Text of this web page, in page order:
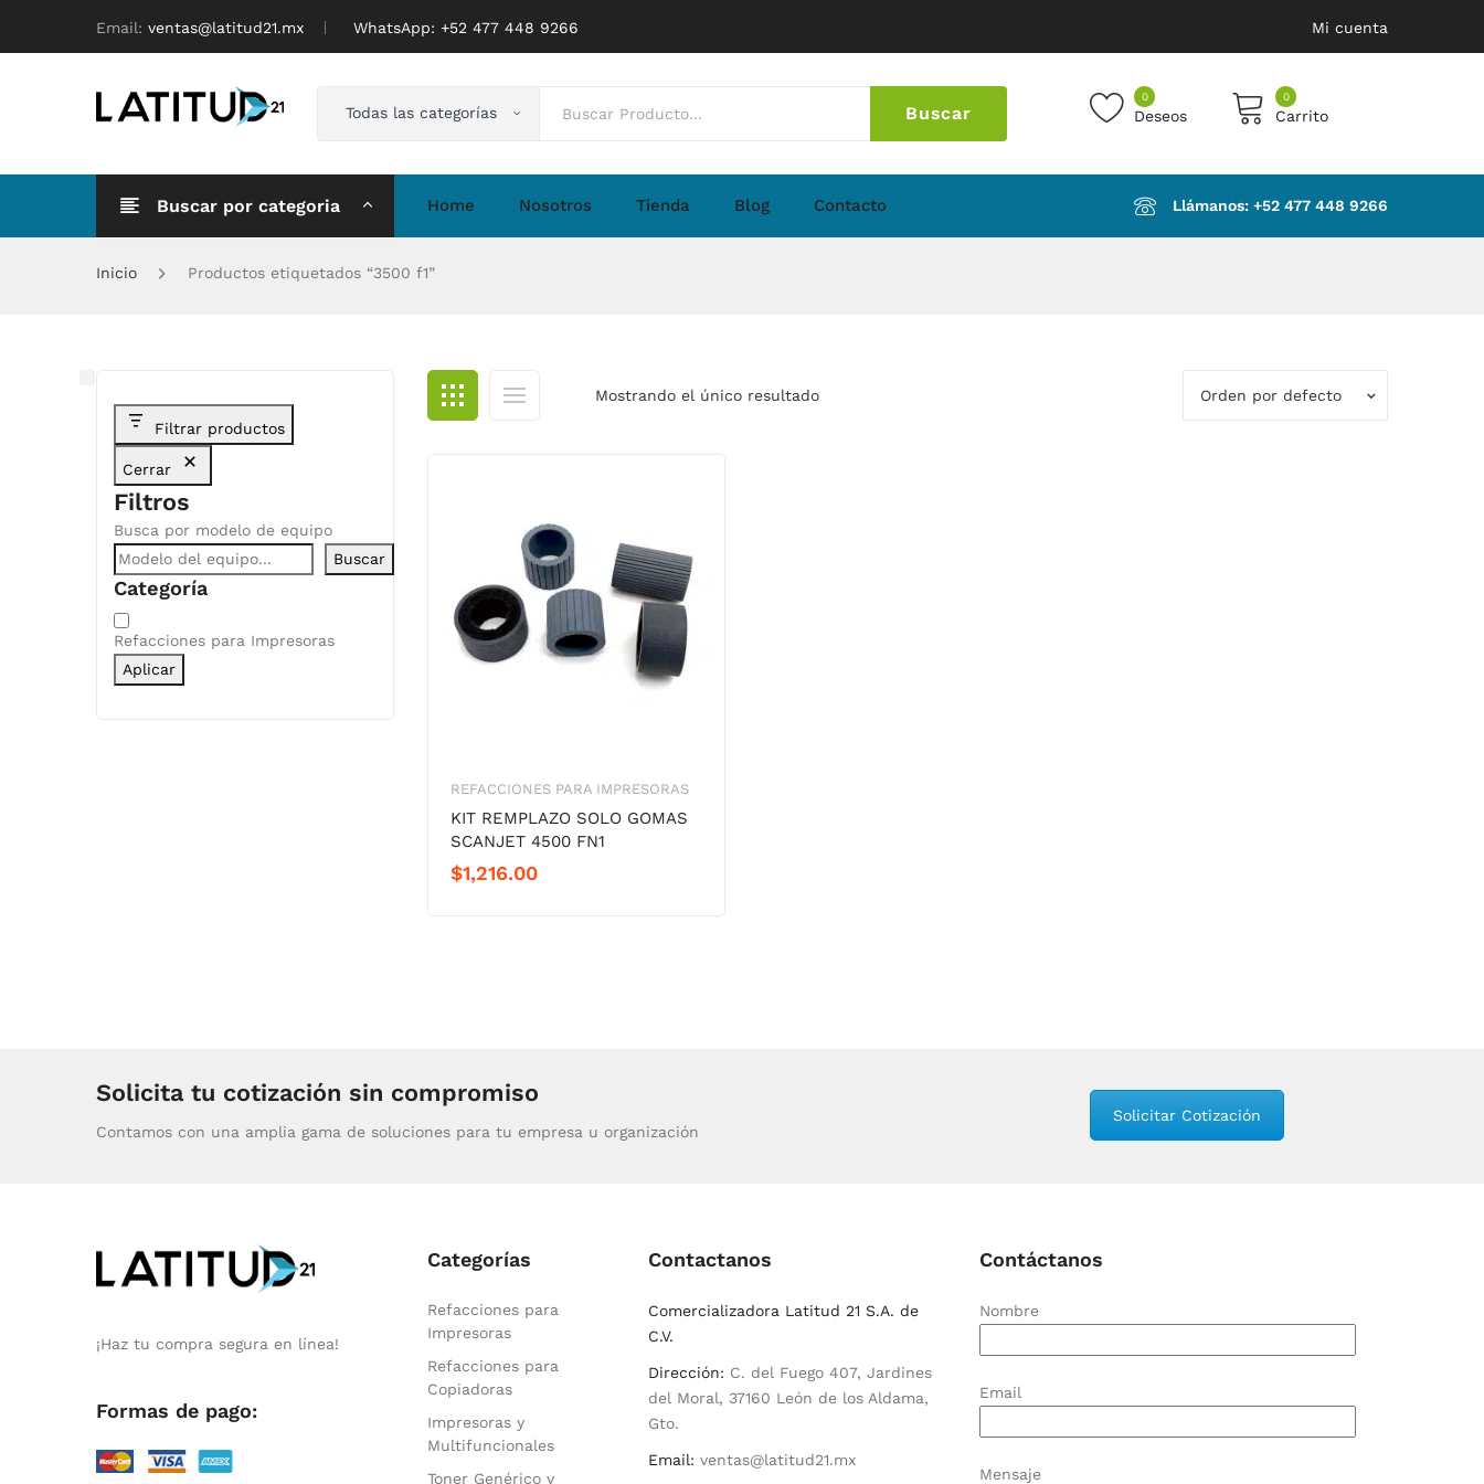
Email: ventas@latitud21.mx WhatsApp: ‪+52 477 448 9266 Mi cuenta
Todas las categorías Buscar
0
Deseos
0
Carrito
No products in the cart.
Buscar por categoria Home Nosotros Tienda Blog Contacto Llámanos: ‪+52 477 448 9266‬
Inicio Productos etiquetados “3500 f1”
Mostrando el único resultado Orden por defecto
REFACCIONES PARA IMPRESORAS
KIT REMPLAZO SOLO GOMAS
SCANJET 4500 FN1
$1,216.00
Filtrar productos
Cerrar
Filtros
Busca por modelo de equipo
Buscar
Categoría
Categoría
Refacciones para Impresoras
Aplicar
Solicita tu cotización sin compromiso
Contamos con una amplia gama de soluciones para tu empresa u organización
Solicitar Cotización
¡Haz tu compra segura en línea!
Formas de pago:
Categorías
Refacciones para
Impresoras
Refacciones para
Copiadoras
Impresoras y
Multifuncionales
Toner Genérico y
Contactanos
Comercializadora Latitud 21 S.A. de
C.V.
Dirección: C. del Fuego 407, Jardines
del Moral, 37160 León de los Aldama,
Gto.
Email: ventas@latitud21.mx
Contáctanos
Nombre
Email
Mensaje